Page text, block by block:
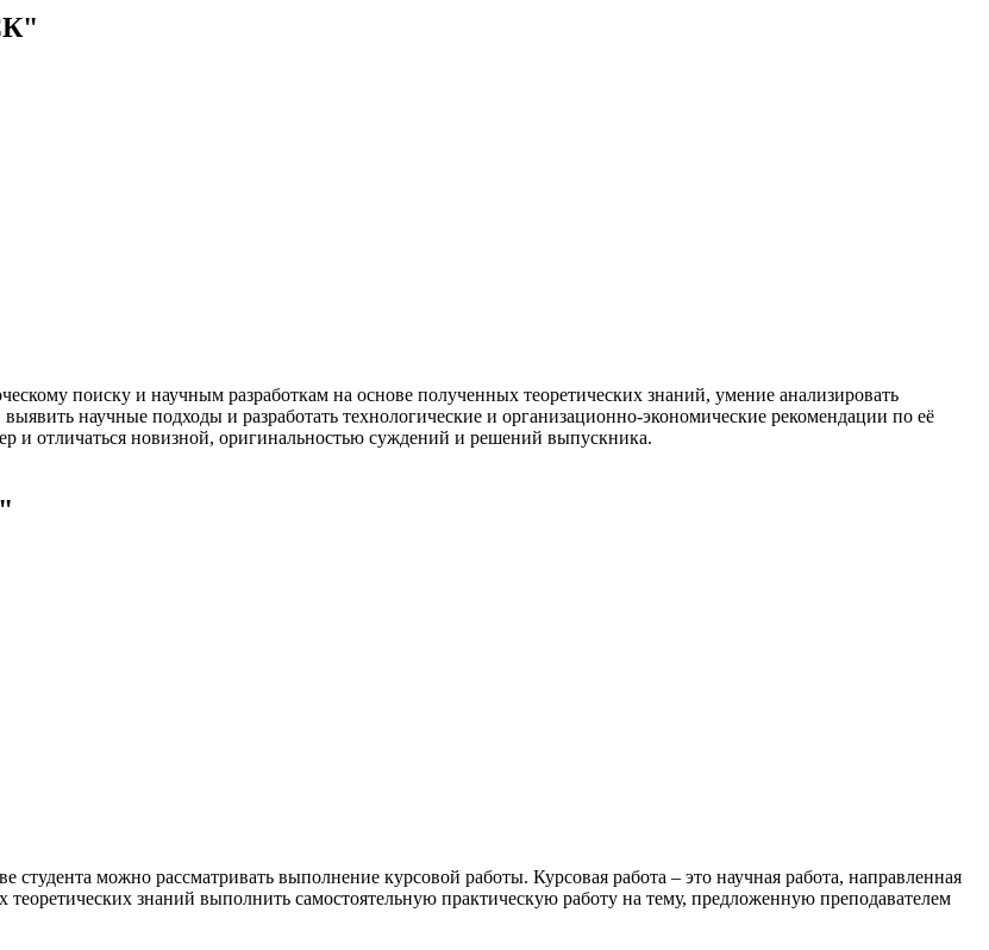
поиску и научным разработкам на основе полученных теоретических знаний, умение анализировать
научные подходы и разработать технологические и организационно-экономические рекомендации по её
и отличаться новизной, оригинальностью суждений и решений выпускника.
студента можно рассматривать выполнение курсовой работы. Курсовая работа – это научная работа, направленная
теоретических знаний выполнить самостоятельную практическую работу на тему, предложенную преподавателем